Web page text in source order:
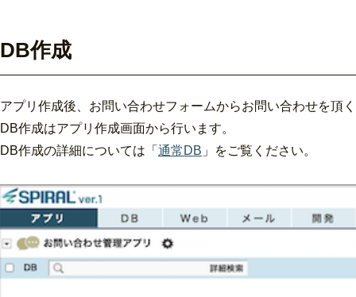
DB作成
アプリ作成後、お問い合わせフォームからお問い合わせを頂
DB作成はアプリ作成画面から行います。
DB作成の詳細については「 通常DB 」をご覧ください。